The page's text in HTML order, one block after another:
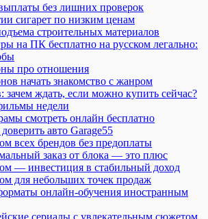
без лишних проверок
сигарет по низким ценам
строительных материалов
на ПК бесплатно на русском легально:
про отношения
начать знакомство с жанром
зачем ждать, если можно купить сейчас?
недели
смотреть онлайн бесплатно
авто Garage55
всех брендов без предоплаты
заказ от блока — это плюс
— инвестиция в стабильный доход
для небольших точек продаж
онлайн-обучения иностранным
сериалы с увлекательным сюжетом